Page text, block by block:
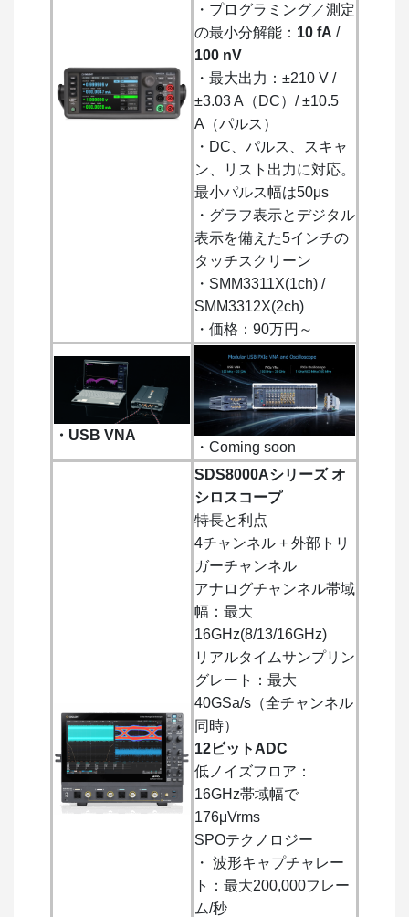
・プログラミング／測定
の最小分解能： 10 fA /
100 nV
・最大出力：±210 V /
±3.03 A（DC）/ ±10.5
A（パルス）
・DC、パルス、スキャ
ン、リスト出力に対応。
最小パルス幅は50μs
・グラフ表示とデジタル
表示を備えた5インチの
タッチスクリーン
・SMM3311X(1ch) /
SMM3312X(2ch)
・価格：90万円～
・USB VNA
・Coming soon
SDS8000Aシリーズ オ
シロスコープ
特長と利点
4チャンネル + 外部トリ
ガーチャンネル
アナログチャンネル帯域
幅：最大
16GHz(8/13/16GHz)
リアルタイムサンプリン
グレート：最大
40GSa/s（全チャンネル
同時）
12ビットADC
低ノイズフロア：
16GHz帯域幅で
176μVrms
SPOテクノロジー
・ 波形キャプチャレー
ト：最大200,000フレー
ム/秒